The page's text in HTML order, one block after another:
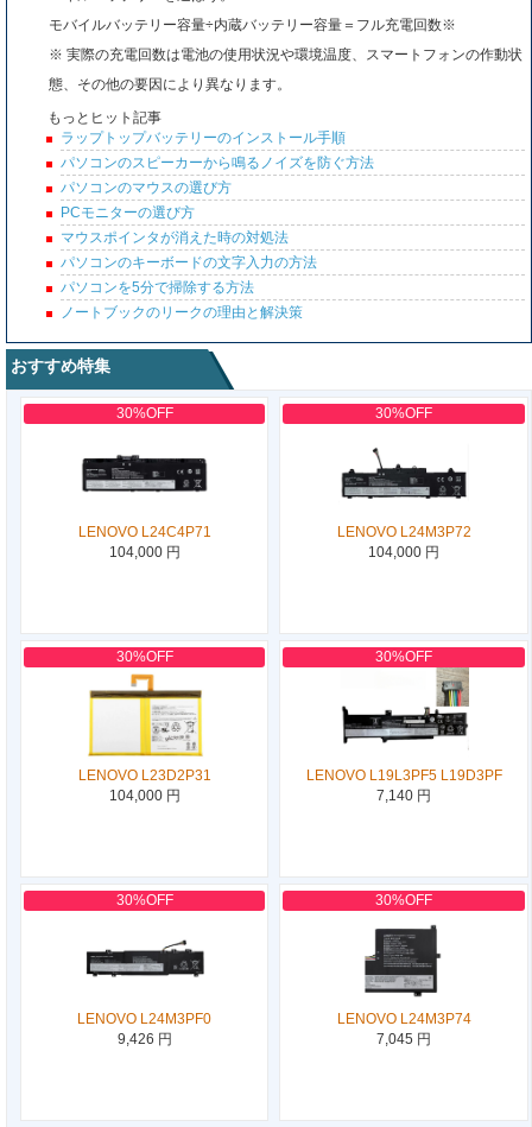
モバイルバッテリー容量÷内蔵バッテリー容量＝フル充電回数※
※ 実際の充電回数は電池の使用状況や環境温度、スマートフォンの作動状
態、その他の要因により異なります。
もっとヒット記事
ラップトップバッテリーのインストール手順
パソコンのスピーカーから鳴るノイズを防ぐ方法
パソコンのマウスの選び方
PCモニターの選び方
マウスポインタが消えた時の対処法
パソコンのキーボードの文字入力の方法
パソコンを5分で掃除する方法
ノートブックのリークの理由と解決策
おすすめ特集
30%OFF
LENOVO L24C4P71
104,000 円
30%OFF
LENOVO L24M3P72
104,000 円
30%OFF
LENOVO L23D2P31
104,000 円
30%OFF
LENOVO L19L3PF5 L19D3PF
7,140 円
30%OFF
LENOVO L24M3PF0
9,426 円
30%OFF
LENOVO L24M3P74
7,045 円